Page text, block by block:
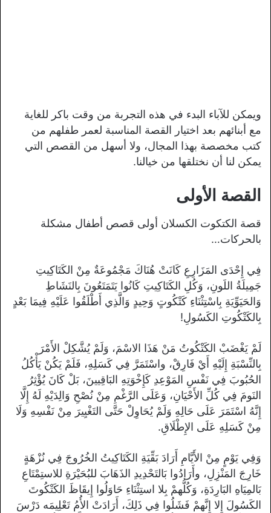
ويمكن للآباء البدء في هذه التجربة من وقت باكر للغاية
مع أبنائهم بعد اختيار القصة المناسبة لعمر طفلهم من
كتب مخصصة بهذا المجال، ولا أسهل من القصص التي
يمكن لنا أن نختلقها من خيالنا.
القصة الأولى
قصة الكتكوت الكسلان أولى قصص أطفال مشكلة
بالحركات…
فِي إِحْدَى المَزَارِعِ كَانَتْ هُنَاكَ مَجْمُوعَةٌ مِنْ الكَتَاكِيتِ
جَمِيلَةُ اللَونِ، وَكُلِ الكَتَاكِيتِ كَانُوا يَتَمَتَعُونَ بِالنَشَاطِ
وَالحَيَوِّيَةِ بِاسْتِثْنَاءِ كَتْكُوتٍ وَحِيدٍ وَالَّذِي أَطْلَقُوا عَلَيْهِ فِيمَا بَعْدٍ
بِالكَتْكُوتِ الكَسُولِ!
لَمْ يَغْضَبْ الكَتْكُوتُ مَنْ هَذَا الاسْمَ، وَلَمْ يُشَّكِلْ الأَمْرَ
بِالنِّسْبَةِ إِلَيْهِ أَيْ فَارِقْ، واسْتَمَرَّ فِي كَسَلِهِ، فَلَمْ يَكُنْ يَأْكُلُ
الحُبُوبَ فِي نَفْسِ المَوْعِدِ كَإِخْوَتِهِ البَاقِيينَ، بَلْ كَانَ يُؤْثِرُ
النَومَ فِي كُلِّ الأَحْيَانِ، وَعَلَى الرَّغْمِ مِنْ نُصْحِ وَالِدَيْهِ لَهُ إِلَّا
إِنَّهُ اسْتَمَرَ عَلَى حَالِهِ وَلَمْ يُحَاوِلْ حَتَّى التَغْيِيرَ مِنْ نَفْسِهِ وَلَا
مِنْ كَسَلِهِ عَلَى الإِطْلَاقِ.
وَفِي يَوْمٍ مِنْ الأَيَّامِ أَرَادَ بَقِّيَةِ الكَتَاكِيتُ الخُرُوجَ فِي نُزْهَةٍ
خَارِجَ المَنْزِلِ، وأَرَادُوا بَالتَحْدِيدِ الذَهَابَ للبُحَيْرَةِ للاستِمْتَاعِ
بَالمِيَاهِ البَارِدَةِ، وَكُلُّهمْ بِلا استِثْنَاءِ حَاوَلُوا إِيقَاظَ الكَتْكُوتَ
الكَسُولَ إِلا إِنَّهمْ فَشَلُوا فِي ذَلِكَ، أَرَادَتْ الأُمُ تَعْلِيمَه دَرْسَ